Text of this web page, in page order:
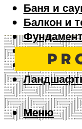
Баня и
Балкон и
Ворота и
Дизайн
Меню
Меню